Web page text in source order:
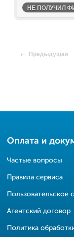
НЕ ПОЛУЧИЛ
Предыдущая
Оплата и
Частые вопросы
Правила сервиса
Пользовательское
Агентский договор
Политика